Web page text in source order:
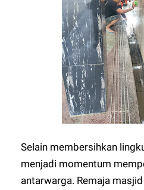
Selain membersihkan
menjadi momentum
antarwarga. Remaja